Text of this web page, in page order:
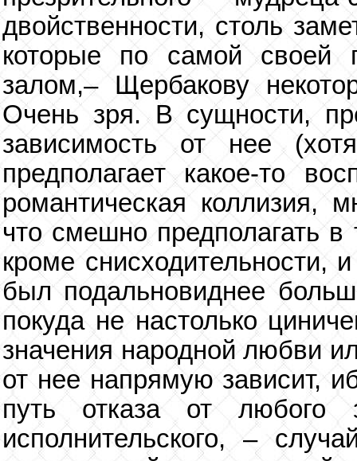
двойственности, столь
которые по самой своей
залом,– Щербакову
Очень зря. В сущности,
зависимость от нее
предполагает какое-то
романтическая коллизия,
что смешно предполагать в
кроме
был подальновиднее
покуда не настолько
значения народной любви
от нее напрямую зависит,
путь отказа от любого
исполнительского, –